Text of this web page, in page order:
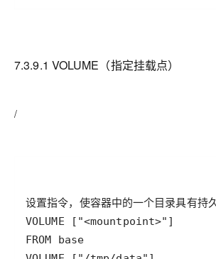
7.3.9.1 VOLUME（指定挂载点）
/